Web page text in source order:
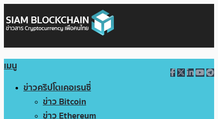
เมนู
ข่าวคริปโตเคอเรนซี่
ข่าว Bitcoin
ข่าว Ethereum